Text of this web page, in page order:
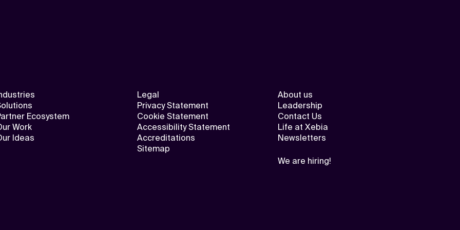
Ecosystem
Work
Ideas
Legal
Privacy Statement
Cookie Statement
Accessibility Statement
Accreditations
Sitemap
About us
Leadership
Contact Us
Life at Xebia
Newsletters
We are hiring!